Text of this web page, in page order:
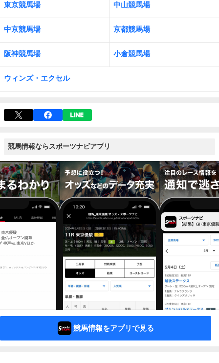
東京競馬場 中山競馬場
中京競馬場 京都競馬場
阪神競馬場 小倉競馬場
ウィンズ・エクセル
競馬情報ならスポーツナビアプリ
競馬情報をアプリで見る